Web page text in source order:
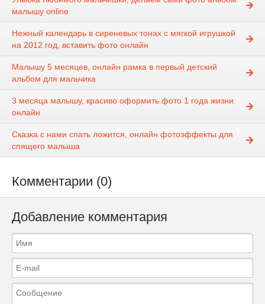
малышу online
Нежный календарь в сиреневых тонах с мягкой игрушкой
на 2012 год, вставить фото онлайн
Малышу 5 месяцев, онлайн рамка в первый детский
альбом для мальчика
3 месяца малышу, красиво оформить фото 1 года жизни
онлайн
Сказка с нами спать ложится, онлайн фотоэффекты для
спящего малыша
Комментарии (0)
Добавление комментария